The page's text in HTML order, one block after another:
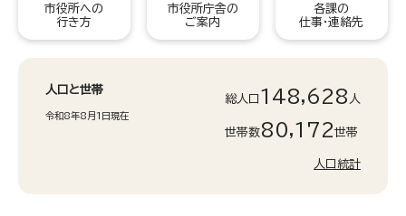
市役所への
行き方
市役所庁舎の
ご案内
各課の
仕事・連絡先
人口と世帯
令和8年8月1日現在
総人口 148,628 人
世帯数80,172世帯
人口統計